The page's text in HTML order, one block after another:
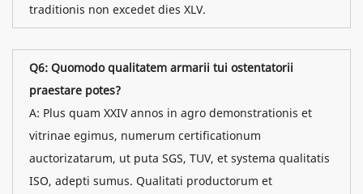
traditionis non excedet dies XLV.
Q6: Quomodo qualitatem armarii tui ostentatorii
praestare potes?
A: Plus quam XXIV annos in agro demonstrationis et
vitrinae egimus, numerum certificationum
auctorizatarum, ut puta SGS, TUV, et systema qualitatis
ISO, adepti sumus. Qualitati productorum et